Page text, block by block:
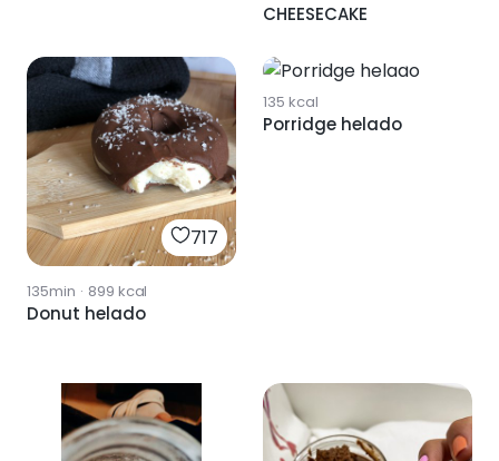
CHEESECAKE
717
135min · 899 kcal
Donut helado
135 kcal
Porridge helado